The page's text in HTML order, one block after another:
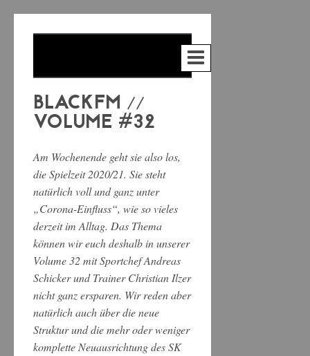
BLACKFM //
VOLUME #32
Am Wochenende geht sie also los,
die Spielzeit 2020/21. Sie steht
natürlich voll und ganz unter
„Corona-Einfluss“, wie so vieles
derzeit im Alltag. Das Thema
können wir euch deshalb in unserer
Volume 32 mit Sportchef Andreas
Schicker und Trainer Christian Ilzer
nicht ganz ersparen. Wir reden aber
natürlich auch über die neue
Struktur und die mehr oder weniger
komplette Neuausrichtung des SK